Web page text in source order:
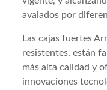
avalados por
Las cajas fuertes
resistentes, están
más alta calidad y
innovaciones